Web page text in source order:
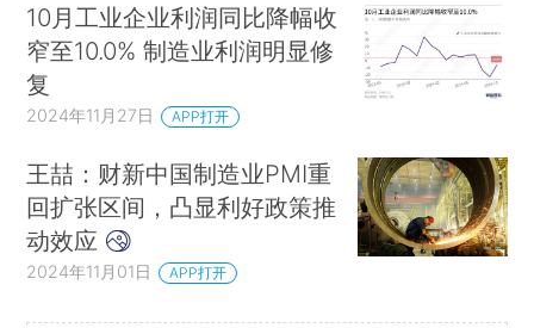
10月工业企业利润同比降幅收
窄至10.0% 制造业利润明显修
复
2024年11月27日 APP打开
王喆：财新中国制造业PMI重
回扩张区间，凸显利好政策推
动效应
2024年11月01日 APP打开